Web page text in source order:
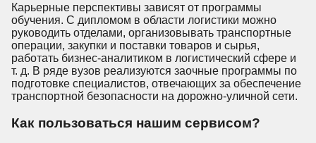
Карьерные перспективы зависят от программы
обучения. С дипломом в области логистики можно
руководить отделами, организовывать транспортные
операции, закупки и поставки товаров и сырья,
работать бизнес-аналитиком в логистический сфере и
т. д. В ряде вузов реализуются заочные программы по
подготовке специалистов, отвечающих за обеспечение
транспортной безопасности на дорожно-уличной сети.
Как пользоваться нашим сервисом?